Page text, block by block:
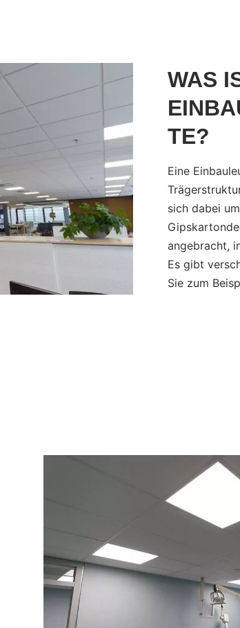
WAS
TE?
Eine
sich dabei
angebracht,
Es gibt
Sie zum